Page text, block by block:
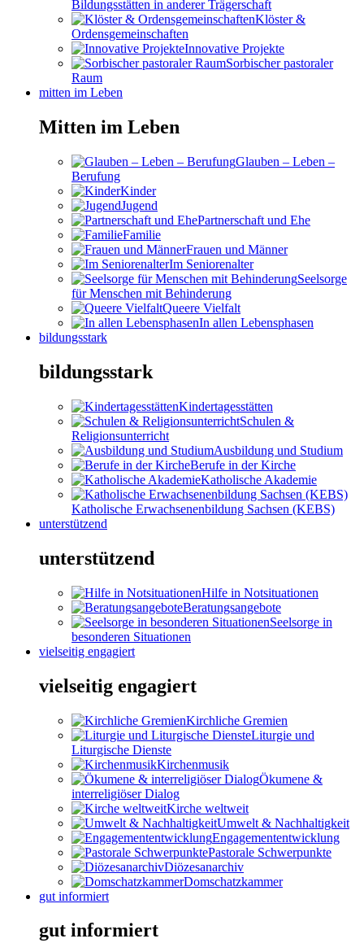
Bildungsstätten in anderer Trägerschaft
Klöster &
Ordensgemeinschaften
Innovative Projekte
Sorbischer pastoraler
Raum
mitten im Leben
Mitten im Leben
Glauben – Leben –
Berufung
Kinder
Jugend
Partnerschaft und Ehe
Familie
Frauen und Männer
Im Seniorenalter
Seelsorge
für Menschen mit Behinderung
Queere Vielfalt
In allen Lebensphasen
bildungsstark
bildungsstark
Kindertagesstätten
Schulen &
Religionsunterricht
Ausbildung und Studium
Berufe in der Kirche
Katholische Akademie
Katholische Erwachsenenbildung Sachsen (KEBS)
unterstützend
unterstützend
Hilfe in Notsituationen
Beratungsangebote
Seelsorge in
besonderen Situationen
vielseitig engagiert
vielseitig engagiert
Kirchliche Gremien
Liturgie und
Liturgische Dienste
Kirchenmusik
Ökumene &
interreligiöser Dialog
Kirche weltweit
Umwelt & Nachhaltigkeit
Engagemententwicklung
Pastorale Schwerpunkte
Diözesanarchiv
Domschatzkammer
gut informiert
gut informiert